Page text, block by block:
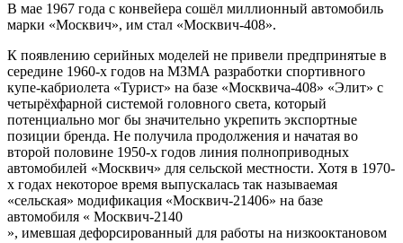
В мае 1967 года с конвейера сошёл миллионный автомобиль
марки «Москвич», им стал «Москвич-408».
К появлению серийных моделей не привели предпринятые в
середине 1960-х годов на МЗМА разработки спортивного
купе-кабриолета «Турист» на базе «Москвича-408» «Элит» с
четырёхфарной системой головного света, который
потенциально мог бы значительно укрепить экспортные
позиции бренда. Не получила продолжения и начатая во
второй половине 1950-х годов линия полноприводных
автомобилей «Москвич» для сельской местности. Хотя в 1970-
х годах некоторое время выпускалась так называемая
«сельская» модификация «Москвич-21406» на базе
автомобиля « Москвич-2140
», имевшая дефорсированный для работы на низкооктановом